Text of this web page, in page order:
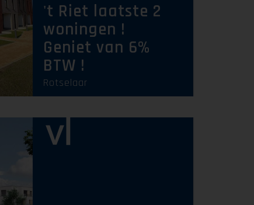
't Riet laatste 2
woningen !
Geniet van 6%
BTW !
Rotselaar